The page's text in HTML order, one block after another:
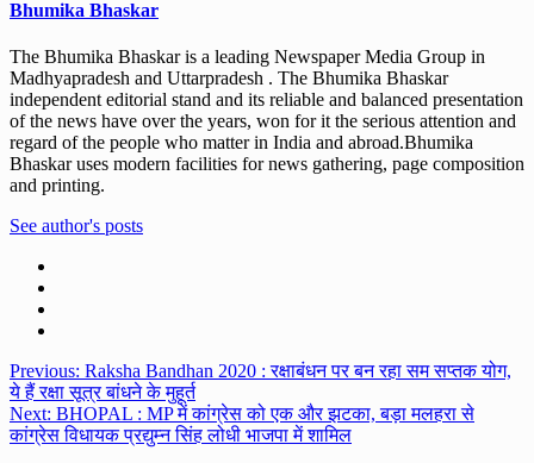
Bhumika Bhaskar
The Bhumika Bhaskar is a leading Newspaper Media Group in
Madhyapradesh and Uttarpradesh . The Bhumika Bhaskar
independent editorial stand and its reliable and balanced presentation
of the news have over the years, won for it the serious attention and
regard of the people who matter in India and abroad.Bhumika
Bhaskar uses modern facilities for news gathering, page composition
and printing.
See author's posts
Post
navigation
Previous: Raksha Bandhan 2020 : रक्षाबंधन पर बन रहा सम सप्तक योग,
ये हैं रक्षा सूत्र बांधने के मुहूर्त
Next: BHOPAL : MP में कांग्रेस को एक और झटका, बड़ा मलहरा से
कांग्रेस विधायक प्रद्युम्न सिंह लोधी भाजपा में शामिल